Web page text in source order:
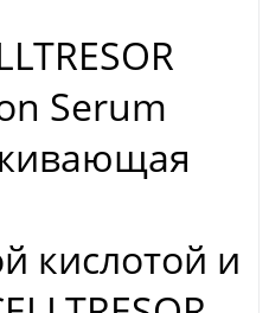
Serum
кислотой и